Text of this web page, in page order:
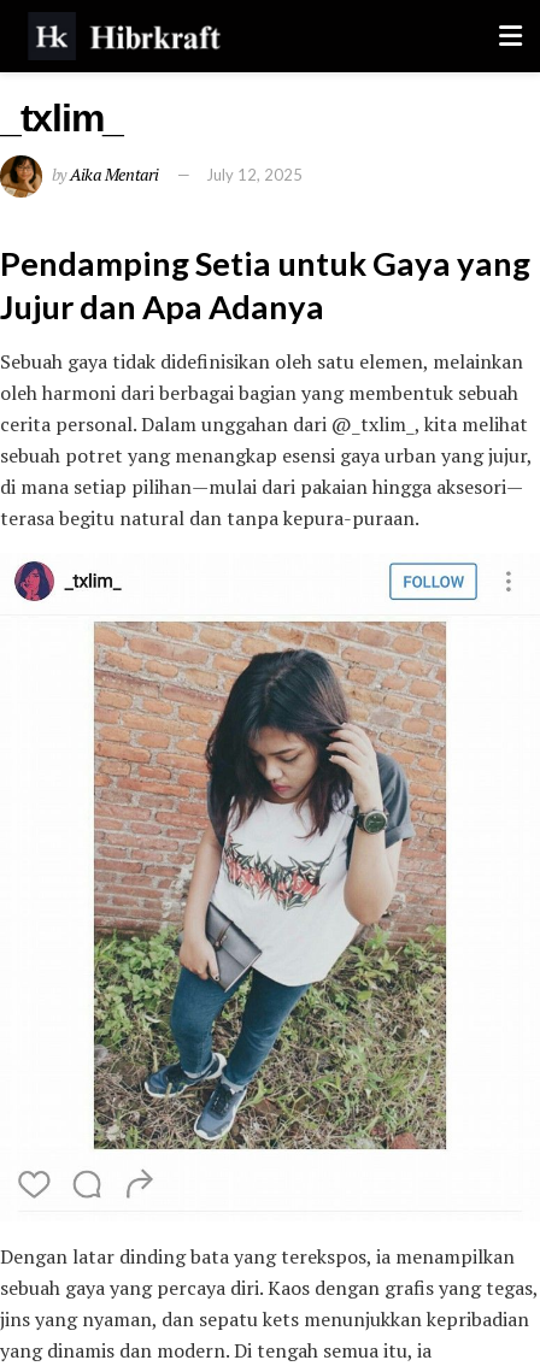
_txlim_
byAika Mentari July 12, 2025
Pendamping Setia untuk Gaya yang
Jujur dan Apa Adanya
Sebuah gaya tidak didefinisikan oleh satu elemen, melainkan
oleh harmoni dari berbagai bagian yang membentuk sebuah
cerita personal. Dalam unggahan dari @_txlim_, kita melihat
sebuah potret yang menangkap esensi gaya urban yang jujur,
di mana setiap pilihan—mulai dari pakaian hingga aksesori—
terasa begitu natural dan tanpa kepura-puraan.
Dengan latar dinding bata yang terekspos, ia menampilkan
sebuah gaya yang percaya diri. Kaos dengan grafis yang tegas,
jins yang nyaman, dan sepatu kets menunjukkan kepribadian
yang dinamis dan modern. Di tengah semua itu, ia